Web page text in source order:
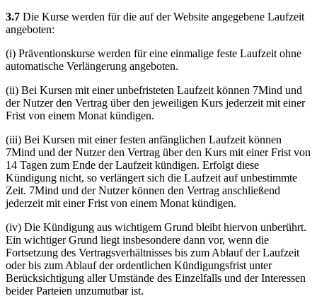
3.7 Die Kurse werden für die auf der Website angegebene Laufzeit
angeboten:
(i) Präventionskurse werden für eine einmalige feste Laufzeit ohne
automatische Verlängerung angeboten.
(ii) Bei Kursen mit einer unbefristeten Laufzeit können 7Mind und
der Nutzer den Vertrag über den jeweiligen Kurs jederzeit mit einer
Frist von einem Monat kündigen.
(iii) Bei Kursen mit einer festen anfänglichen Laufzeit können
7Mind und der Nutzer den Vertrag über den Kurs mit einer Frist von
14 Tagen zum Ende der Laufzeit kündigen. Erfolgt diese
Kündigung nicht, so verlängert sich die Laufzeit auf unbestimmte
Zeit. 7Mind und der Nutzer können den Vertrag anschließend
jederzeit mit einer Frist von einem Monat kündigen.
(iv) Die Kündigung aus wichtigem Grund bleibt hiervon unberührt.
Ein wichtiger Grund liegt insbesondere dann vor, wenn die
Fortsetzung des Vertragsverhältnisses bis zum Ablauf der Laufzeit
oder bis zum Ablauf der ordentlichen Kündigungsfrist unter
Berücksichtigung aller Umstände des Einzelfalls und der Interessen
beider Parteien unzumutbar ist.